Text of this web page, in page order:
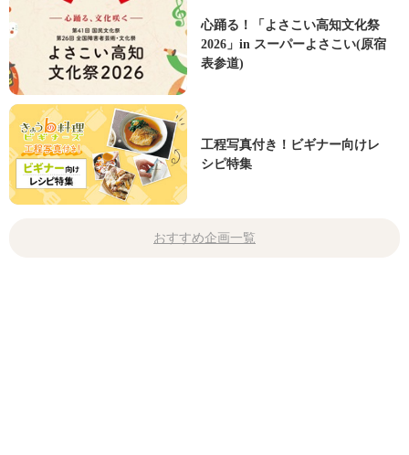
心踊る！「よさこい高知文化祭
2026」in スーパーよさこい(原宿
表参道)
工程写真付き！ビギナー向けレ
シピ特集
おすすめ企画一覧